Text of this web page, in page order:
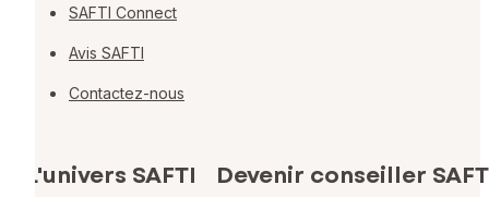
SAFTI Connect
Avis SAFTI
Contactez-nous
L'univers SAFTI Devenir conseiller